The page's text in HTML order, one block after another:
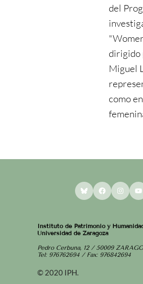
del
dirigido
Miguel
como
BlueskyFacebook
Instituto de Patrimonio y
Universidad de Zaragoza
Pedro Cerbuna, 12 / 50009
Tel: 976762694 / Fax: 976842694
© 2020 IPH.